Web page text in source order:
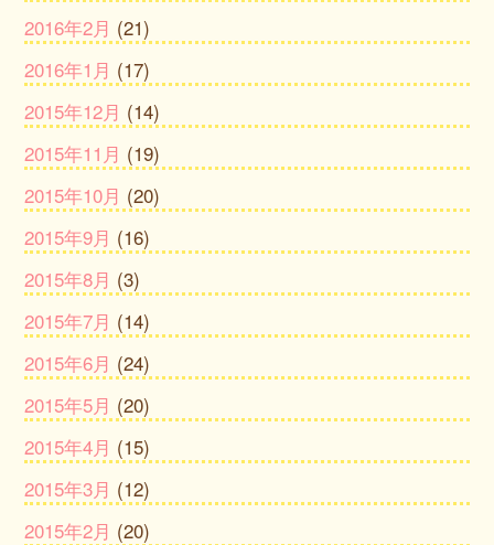
2016年2月 (21)
2016年1月 (17)
2015年12月 (14)
2015年11月 (19)
2015年10月 (20)
2015年9月 (16)
2015年8月 (3)
2015年7月 (14)
2015年6月 (24)
2015年5月 (20)
2015年4月 (15)
2015年3月 (12)
2015年2月 (20)